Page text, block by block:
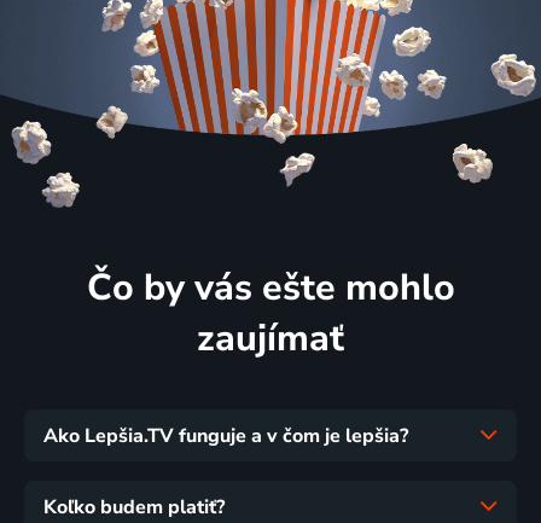
Čo by vás ešte mohlo
zaujímať
Ako Lepšia.TV funguje a v čom je lepšia?
Koľko budem platiť?